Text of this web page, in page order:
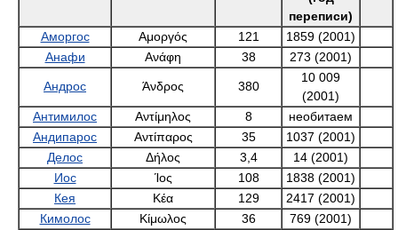
Анафи
Ανάφη
Андрос
Άνδρος
Антимилос
Αντίμηλος
Делос
Δήλος
Иос
Ίος
Кея
Κέα
Кимолос
Κίμωλος
Кифнос
Κύθνος
Макронисос
Μακρόνησος